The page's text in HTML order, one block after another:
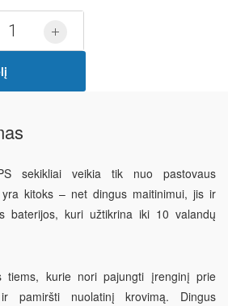
sekikliai veikia tik nuo pastovaus
kitoks – net dingus maitinimui, jis ir
baterijos, kuri užtikrina iki 10 valandų
kurie nori pajungti įrenginį prie
pamiršti nuolatinį krovimą. Dingus